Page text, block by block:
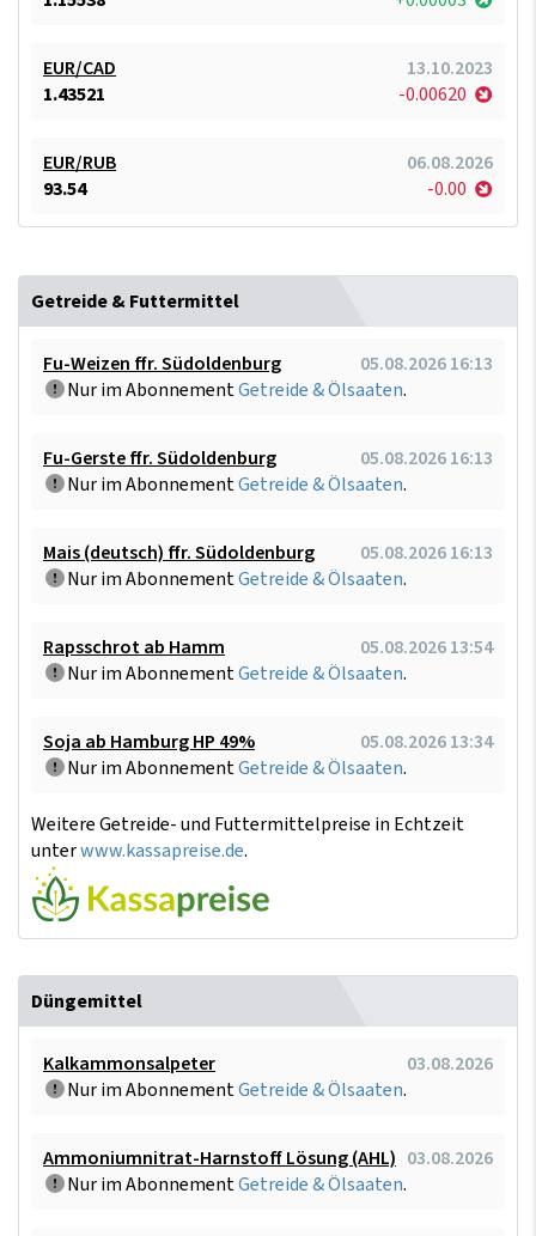
EUR/CAD
13.10.2023
1.43521
-0.00620
EUR/RUB
06.08.2026
93.54
-0.00
Getreide & Futtermittel
Fu-Weizen ffr. Südoldenburg
05.08.2026 16:13
Nur im AbonnementGetreide & Ölsaaten.
Fu-Gerste ffr. Südoldenburg
05.08.2026 16:13
Nur im AbonnementGetreide & Ölsaaten.
Mais (deutsch) ffr. Südoldenburg
05.08.2026 16:13
Nur im AbonnementGetreide & Ölsaaten.
Rapsschrot ab Hamm
05.08.2026 13:54
Nur im AbonnementGetreide & Ölsaaten.
Soja ab Hamburg HP 49%
05.08.2026 13:34
Nur im AbonnementGetreide & Ölsaaten.
Weitere Getreide- und Futtermittelpreise in Echtzeit
unterwww.kassapreise.de.
Düngemittel
Kalkammonsalpeter
03.08.2026
Nur im AbonnementGetreide & Ölsaaten.
Ammoniumnitrat-Harnstoff Lösung (AHL) 03.08.2026
Nur im AbonnementGetreide & Ölsaaten.